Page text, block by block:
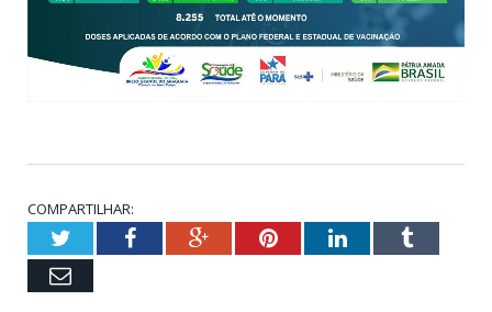
COMPARTILHAR:
TwitterFacebookGoogle+PinterestLinkedInTumblr
Email